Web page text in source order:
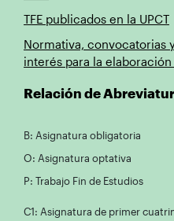
TFE publicados en la UPCT
Normativa, convocatorias
interés para la elaboración
Relación de
B: Asignatura obligatoria
O: Asignatura optativa
P: Trabajo Fin de Estudios
C1: Asignatura de primer